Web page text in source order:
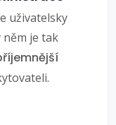
uživatelsky
něm je tak